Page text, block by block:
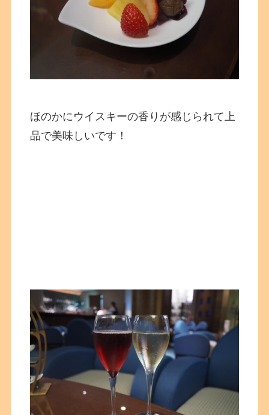
ほのかにウイスキーの香りが感じられて上
品で美味しいです！